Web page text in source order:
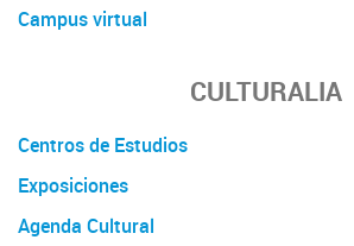
Campus virtual
CULTURALIA
Centros de Estudios
Exposiciones
Agenda Cultural